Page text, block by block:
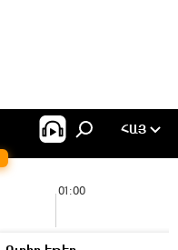
ՀԱՅ
01:00